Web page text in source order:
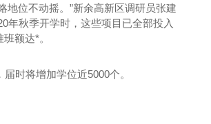
地位不动摇。”新余高新区调研员张建
年秋季开学时，这些项目已全部投入
额达*。
时将增加学位近5000个。